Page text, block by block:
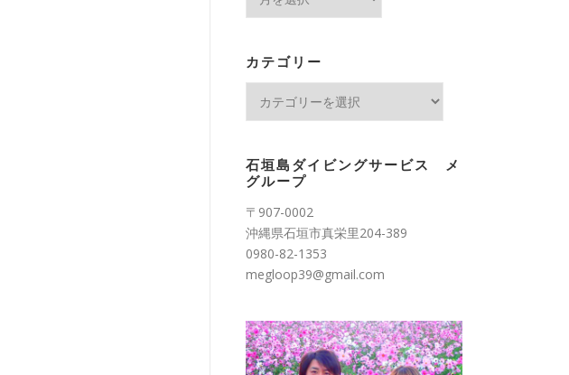
ブ
カテゴリー
ー
石垣島ダイビングサービス メ
グループ
〒907-0002
沖縄県石垣市真栄里204-389
0980-82-1353
megloop39@gmail.com